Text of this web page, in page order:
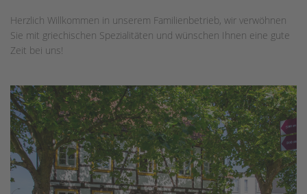
Herzlich Willkommen in unserem Familienbetrieb, wir verwöhnen
Sie mit griechischen Spezialitäten und wünschen Ihnen eine gute
Zeit bei uns!